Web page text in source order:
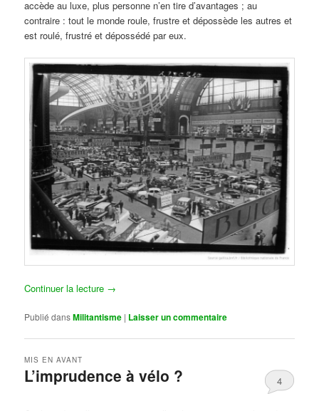
accède au luxe, plus personne n’en tire d’avantages ; au
contraire : tout le monde roule, frustre et dépossède les autres et
est roulé, frustré et dépossédé par eux.
Continuer la lecture →
Publié dansMilitantisme | Laisser un commentaire
L’imprudence à vélo ?
MIS EN AVANT
4